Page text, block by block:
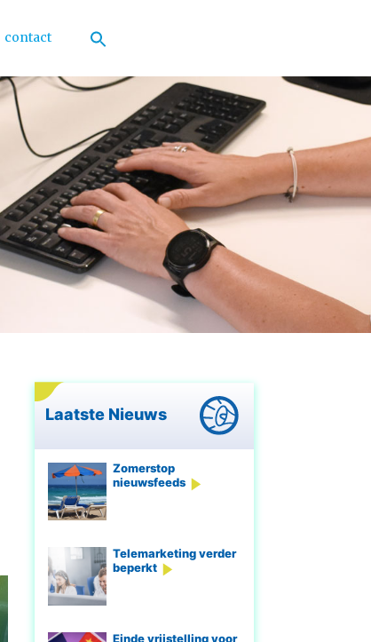
contact
Laatste Nieuws
Zomerstop
nieuwsfeeds
Telemarketing verder
beperkt
Einde vrijstelling voor